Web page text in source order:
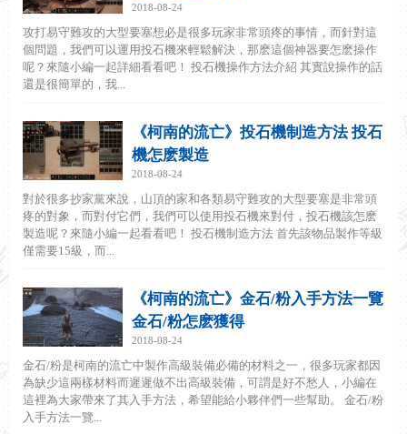
2018-08-24
攻打易守難攻的大型要塞想必是很多玩家非常頭疼的事情，而針對這
個問題，我們可以運用投石機來輕鬆解決，那麽這個神器要怎麽操作
呢？來隨小編一起詳細看看吧！ 投石機操作方法介紹 其實說操作的話
還是很簡單的，我...
《柯南的流亡》投石機制造方法 投石
機怎麽製造
2018-08-24
對於很多抄家黨來說，山頂的家和各類易守難攻的大型要塞是非常頭
疼的對象，而對付它們，我們可以使用投石機來對付，投石機該怎麽
製造呢？來隨小編一起看看吧！ 投石機制造方法 首先該物品製作等級
僅需要15級，而...
《柯南的流亡》金石/粉入手方法一覽
金石/粉怎麽獲得
2018-08-24
金石/粉是柯南的流亡中製作高級裝備必備的材料之一，很多玩家都因
為缺少這兩樣材料而遲遲做不出高級裝備，可謂是好不愁人，小編在
這裡為大家帶來了其入手方法，希望能給小夥伴們一些幫助。 金石/粉
入手方法一覽...